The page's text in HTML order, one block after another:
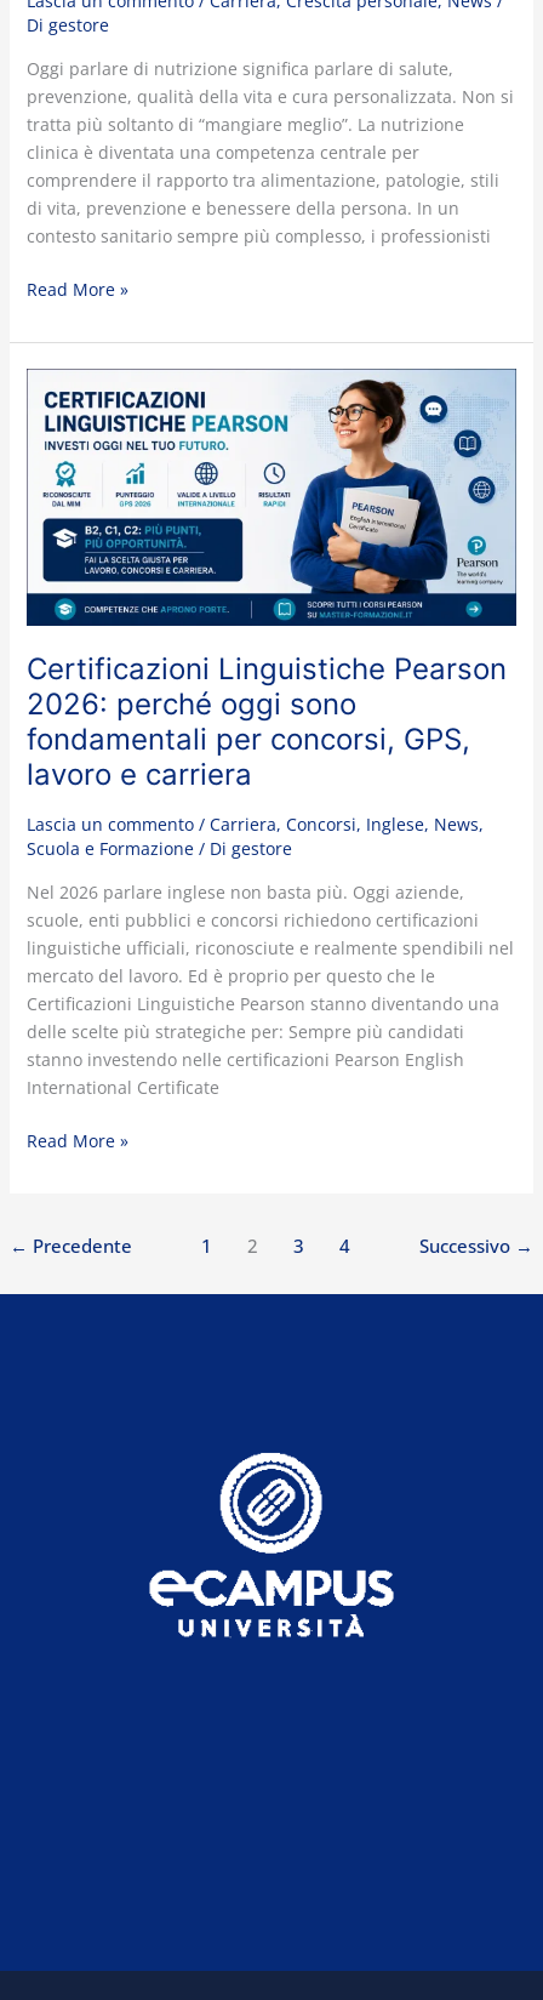
Di gestore
Oggi parlare di nutrizione significa parlare di salute,
prevenzione, qualità della vita e cura personalizzata. Non si
tratta più soltanto di “mangiare meglio”. La nutrizione
clinica è diventata una competenza centrale per
comprendere il rapporto tra alimentazione, patologie, stili
di vita, prevenzione e benessere della persona. In un
contesto sanitario sempre più complesso, i professionisti
sanitarie
più
strategiche
Read More »
Certificazioni Linguistiche Pearson
2026: perché oggi sono
fondamentali per concorsi, GPS,
lavoro e carriera
Lascia un commento / Carriera, Concorsi, Inglese, News,
Scuola e Formazione/ Di gestore
Nel 2026 parlare inglese non basta più. Oggi aziende,
scuole, enti pubblici e concorsi richiedono certificazioni
linguistiche ufficiali, riconosciute e realmente spendibili nel
mercato del lavoro. Ed è proprio per questo che le
Certificazioni Linguistiche Pearson stanno diventando una
delle scelte più strategiche per: Sempre più candidati
stanno investendo nelle certificazioni Pearson English
International Certificate
Linguistiche
Pearson
2026:
perché
oggi
sono
fondamentali
concorsi,
GPS,
lavoro
e
carriera
Read More »
← Precedente 1 2 3 4 Successivo →